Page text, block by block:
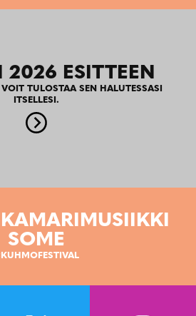
2026 ESITTEEN
TULOSTAA SEN HALUTESSASI
ITSELLESI.
SOME